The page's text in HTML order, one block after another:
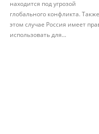
находится под угрозой
глобального конфликта.
этом случае Россия имеет
использовать для...